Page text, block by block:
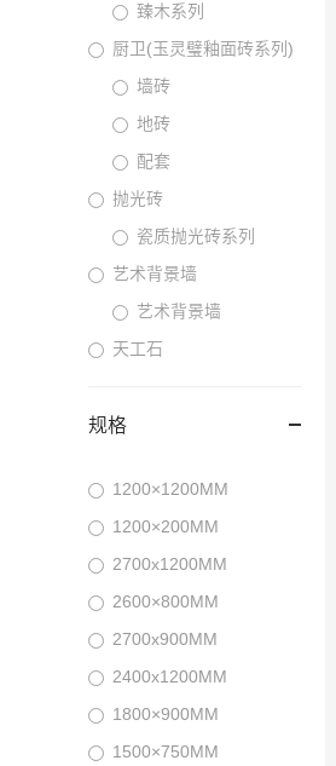
臻木系列
厨卫(玉灵璧釉面砖系列)
墙砖
地砖
配套
抛光砖
瓷质抛光砖系列
艺术背景墙
艺术背景墙
天工石
规格
1200×1200MM
1200×200MM
2700x1200MM
2600×800MM
2700x900MM
2400x1200MM
1800×900MM
1500×750MM